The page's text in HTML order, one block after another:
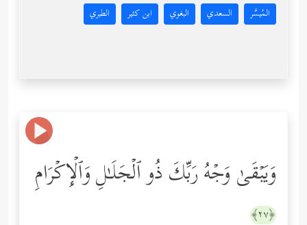
المُيسَّر السعدي البغوي ابن كثير الطبري
وَیَبۡقَىٰ وَجۡهُ رَبِّكَ ذُو ٱلۡجَلَـٰلِ وَٱلۡإِكۡرَامِ
﴿٢٧﴾